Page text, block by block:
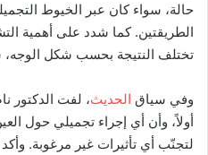
حالة، سواء كان عبر الخيوط
الطريقتين. كما شدد على أهمية
تختلف النتيجة بحسب شكل الوجه،
وفي سياق الحديث، لفت الدكتور
أولاً، وأن أي إجراء تجميلي حول
لتجنّب أي تأثيرات غير مرغوبة.